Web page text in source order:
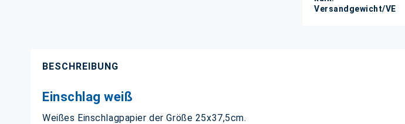
Versandgewicht/VE
BESCHREIBUNG
Einschlag weiß
Weißes Einschlagpapier der Größe 25x37,5cm.